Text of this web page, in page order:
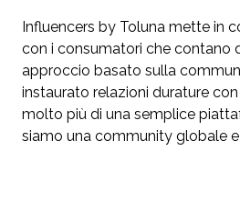
Influencers by Toluna mette in
con i consumatori che contano
approccio basato sulla
instaurato relazioni durature
molto più di una semplice
siamo una community globale